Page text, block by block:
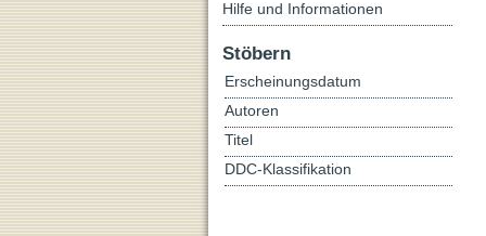
Hilfe und Informationen
Stöbern
Erscheinungsdatum
Autoren
Titel
DDC-Klassifikation